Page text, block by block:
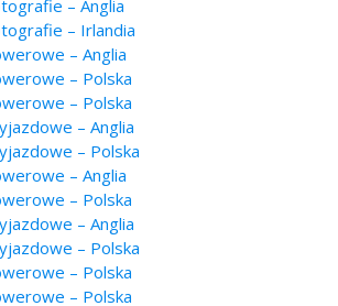
– Anglia
– Irlandia
– Anglia
– Polska
– Polska
– Anglia
– Polska
– Anglia
– Polska
– Anglia
– Polska
– Polska
– Polska